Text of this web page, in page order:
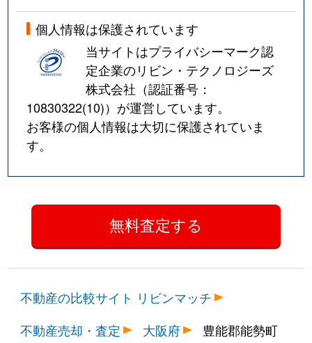
個人情報は保護されています
当サイトはプライバシーマーク認
定企業のリビン・テクノロジーズ
株式会社（認証番号：
10830322(10)）が運営しています。
お客様の個人情報は大切に保護されていま
す。
不動産の比較サイト リビンマッチ
不動産売却・査定
大阪府 豊能郡能勢町